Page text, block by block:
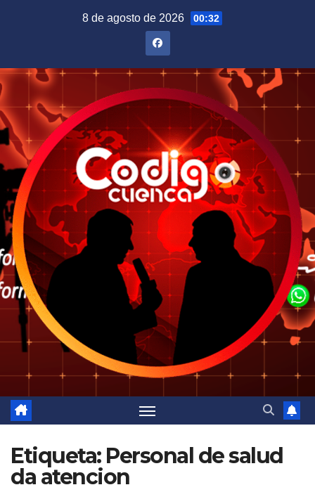
8 de agosto de 2026 00:32
Etiqueta: Personal de salud
da atencion